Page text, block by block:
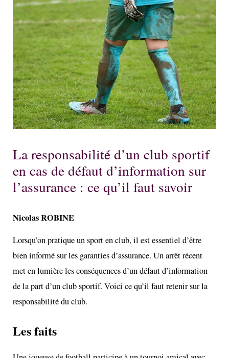
La responsabilité d’un club sportif
en cas de défaut d’information sur
l’assurance : ce qu’il faut savoir
Nicolas ROBINE
Lorsqu’on pratique un sport en club, il est essentiel d’être
bien informé sur les garanties d’assurance. Un arrêt récent
met en lumière les conséquences d’un défaut d’information
de la part d’un club sportif. Voici ce qu’il faut retenir sur la
responsabilité du club.
Les faits